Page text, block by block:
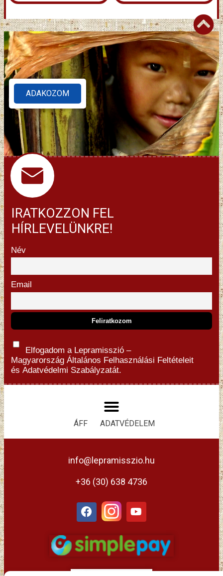
ADAKOZOM
IRATKOZZON FEL
HÍRLEVELÜNKRE!
Név
Email
Elfogadom a Lepramisszió –
Magyarország Általános Felhasználási Feltételeit
és Adatvédelmi Szabályzatát.
ÁFF ADATVÉDELEM
info@lepramisszio.hu
+36 (30) 638 4736